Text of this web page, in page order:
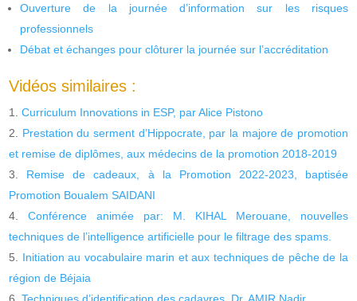
Ouverture de la journée d’information sur les risques
professionnels
Débat et échanges pour clôturer la journée sur l’accréditation
Vidéos similaires :
Curriculum Innovations in ESP, par Alice Pistono
Prestation du serment d’Hippocrate, par la majore de promotion
et remise de diplômes, aux médecins de la promotion 2018-2019
Remise de cadeaux, à la Promotion 2022-2023, baptisée
Promotion Boualem SAIDANI
Conférence animée par: M. KIHAL Merouane, nouvelles
techniques de l’intelligence artificielle pour le filtrage des spams.
Initiation au vocabulaire marin et aux techniques de pêche de la
région de Béjaia
Techniques d’identification des cadavres, Dr. AMIR Nadir